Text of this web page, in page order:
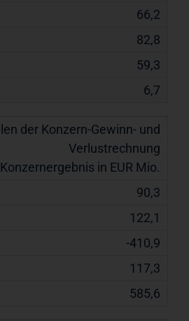
66,2
82,8
59,3
6,7
Konzernergebnis in EUR Mio.
90,3
122,1
-410,9
117,3
585,6